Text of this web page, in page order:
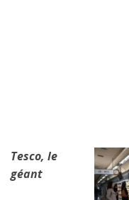
Tesco, le
géant